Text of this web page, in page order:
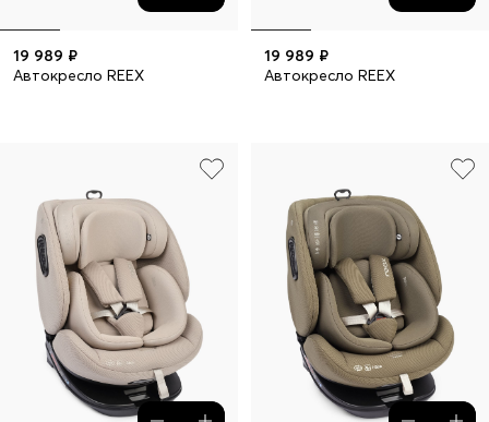
19 989 ₽
Автокресло REEX
19 989 ₽
Автокресло REEX